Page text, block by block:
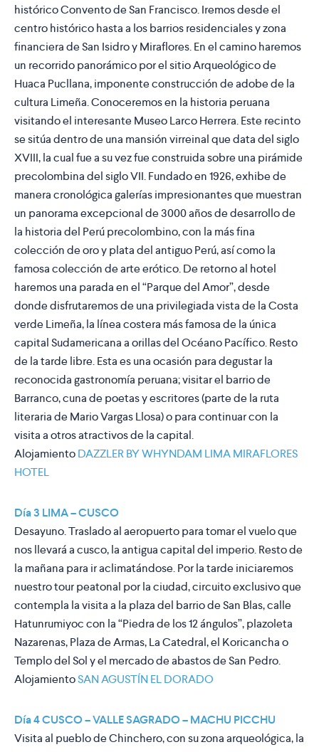
histórico Convento de San Francisco. Iremos desde el
centro histórico hasta a los barrios residenciales y zona
financiera de San Isidro y Miraflores. En el camino haremos
un recorrido panorámico por el sitio Arqueológico de
Huaca Pucllana, imponente construcción de adobe de la
cultura Limeña. Conoceremos en la historia peruana
visitando el interesante Museo Larco Herrera. Este recinto
se sitúa dentro de una mansión virreinal que data del siglo
XVIII, la cual fue a su vez fue construida sobre una pirámide
precolombina del siglo VII. Fundado en 1926, exhibe de
manera cronológica galerías impresionantes que muestran
un panorama excepcional de 3000 años de desarrollo de
la historia del Perú precolombino, con la más fina
colección de oro y plata del antiguo Perú, así como la
famosa colección de arte erótico. De retorno al hotel
haremos una parada en el “Parque del Amor”, desde
donde disfrutaremos de una privilegiada vista de la Costa
verde Limeña, la línea costera más famosa de la única
capital Sudamericana a orillas del Océano Pacífico. Resto
de la tarde libre. Esta es una ocasión para degustar la
reconocida gastronomía peruana; visitar el barrio de
Barranco, cuna de poetas y escritores (parte de la ruta
literaria de Mario Vargas Llosa) o para continuar con la
visita a otros atractivos de la capital.
AlojamientoDAZZLER BY WHYNDAM LIMA MIRAFLORES
HOTEL
Día 3 LIMA – CUSCO
Desayuno. Traslado al aeropuerto para tomar el vuelo que
nos llevará a cusco, la antigua capital del imperio. Resto de
la mañana para ir aclimatándose. Por la tarde iniciaremos
nuestro tour peatonal por la ciudad, circuito exclusivo que
contempla la visita a la plaza del barrio de San Blas, calle
Hatunrumiyoc con la “Piedra de los 12 ángulos”, plazoleta
Nazarenas, Plaza de Armas, La Catedral, el Koricancha o
Templo del Sol y el mercado de abastos de San Pedro.
AlojamientoSAN AGUSTÍN EL DORADO
Día 4 CUSCO – VALLE SAGRADO – MACHU PICCHU
Visita al pueblo de Chinchero, con su zona arqueológica, la